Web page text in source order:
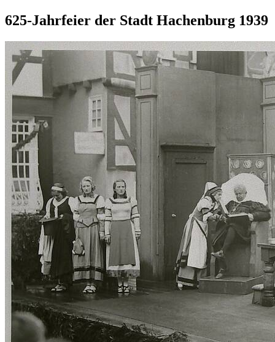
625-Jahrfeier der Stadt Hachenburg 1939